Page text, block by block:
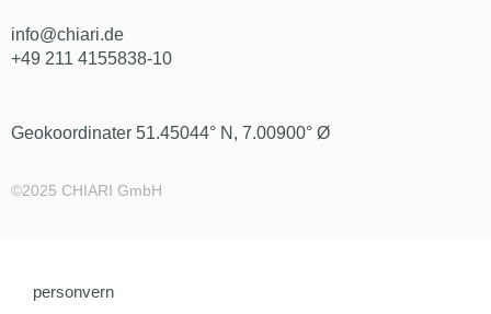
info@chiari.de
+49 211 4155838-10
Geokoordinater 51.45044° N, 7.00900° Ø
©2025 CHIARI GmbH
personvern